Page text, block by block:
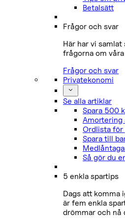
Betalsätt
Frågor och svar
Här har vi
frågorna om
Frågor och svar
Privatekonomi
Se alla artiklar
Spara 500
Amortering
Ordlista för
Spara till
Så gör du
5 enkla spartips
Dags att komma
är fem enkla
drömmar och nå